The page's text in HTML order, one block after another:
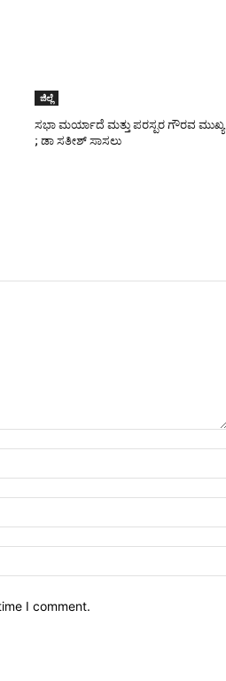
ಜಿಲ್ಲೆ
ಸಭಾ ಮರ್ಯಾದೆ ಮತ್ತು ಪರಸ್ಪರ ಗೌರವ ಮುಖ್ಯ
; ಡಾ ಸತೀಶ್ ಸಾಸಲು
I comment.